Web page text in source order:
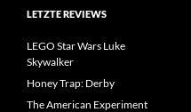
LETZTE REVIEWS
LEGO Star Wars Luke
Skywalker
Honey Trap: Derby
The American Experiment